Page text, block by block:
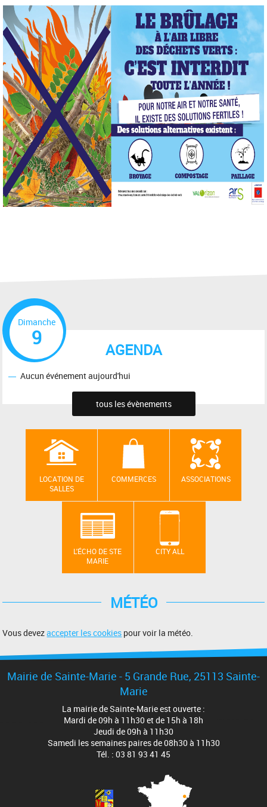
AGENDA
Dimanche
9
Aucun événement aujourd'hui
tous les évènements
LOCATION DE
SALLES
COMMERCES ASSOCIATIONS
L'ÉCHO DE STE
MARIE
CITY ALL
MÉTÉO
Vous devezaccepter les cookies pour voir la météo.
Mairie de Sainte-Marie - 5 Grande Rue, 25113 Sainte-
Marie
La mairie de Sainte-Marie est ouverte :
Mardi de 09h à 11h30 et de 15h à 18h
Jeudi de 09h à 11h30
Samedi les semaines paires de 08h30 à 11h30
Tél. : 03 81 93 41 45